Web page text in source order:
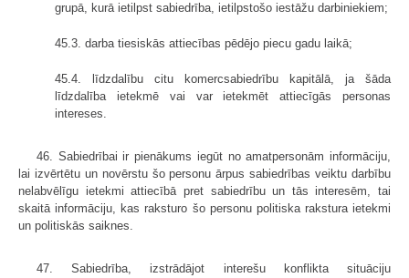
grupā, kurā ietilpst sabiedrība, ietilpstošo iestāžu darbiniekiem;
45.3. darba tiesiskās attiecības pēdējo piecu gadu laikā;
45.4. līdzdalību citu komercsabiedrību kapitālā, ja šāda
līdzdalība ietekmē vai var ietekmēt attiecīgās personas
intereses.
46. Sabiedrībai ir pienākums iegūt no amatpersonām informāciju,
lai izvērtētu un novērstu šo personu ārpus sabiedrības veiktu darbību
nelabvēlīgu ietekmi attiecībā pret sabiedrību un tās interesēm, tai
skaitā informāciju, kas raksturo šo personu politiska rakstura ietekmi
un politiskās saiknes.
47. Sabiedrība, izstrādājot interešu konflikta situāciju